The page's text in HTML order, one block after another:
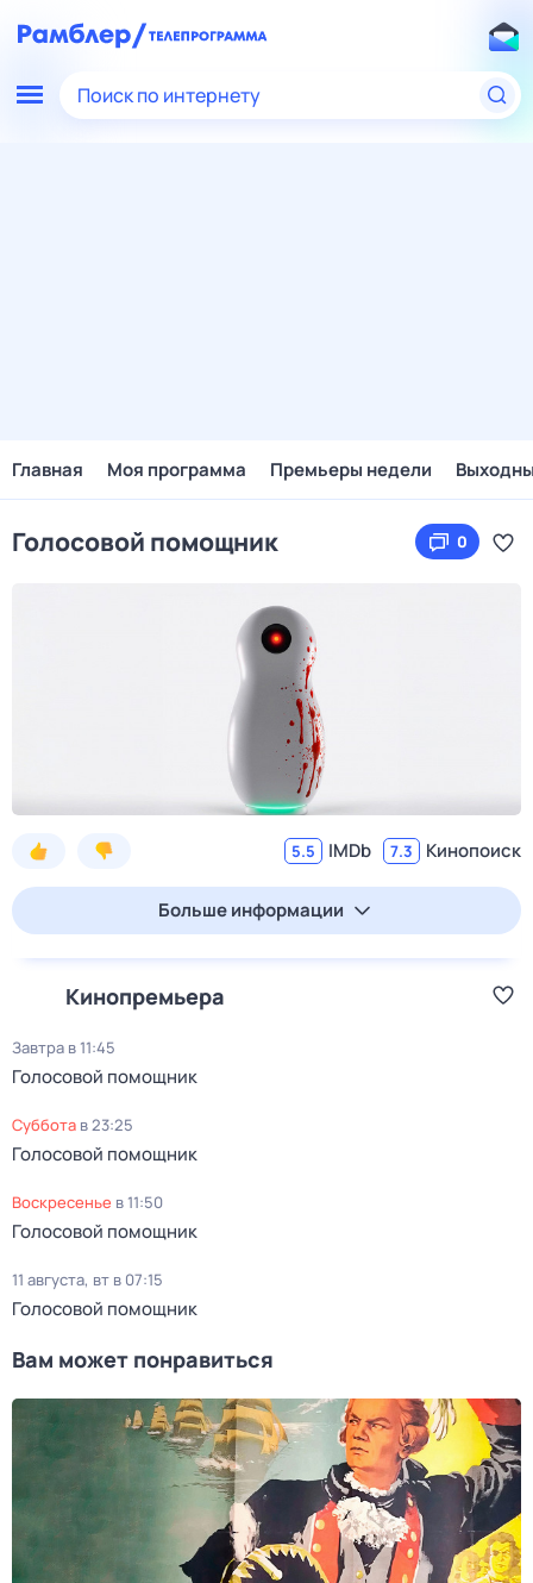
Поиск по интернету
Главная Моя программа Премьеры недели
Голосовой помощник 0
5.5 IMDb 7.3 Кинопоиск
Больше информации
Кинопремьера
Завтра в 11:45
Голосовой помощник
суббота в23:25
Голосовой помощник
воскресенье в11:50
Голосовой помощник
11 августа, вт в 07:15
Голосовой помощник
Вам может понравиться